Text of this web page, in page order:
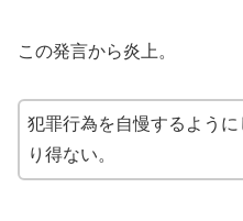
この発言から炎上。
犯罪行為を自慢するよう
り得ない。